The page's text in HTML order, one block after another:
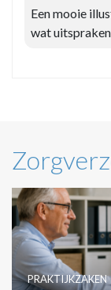
Een mooie
wat uitspraken
PRAKTIJKZAKEN